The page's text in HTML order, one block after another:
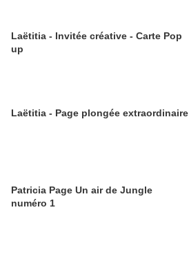
Laëtitia - Invitée créative - Carte Pop
up
Laëtitia - Page plongée extraordinaire
Patricia Page Un air de Jungle
numéro 1